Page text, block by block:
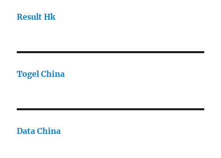
Result Hk
Togel China
Data China